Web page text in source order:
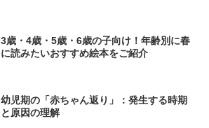
3歳・4歳・5歳・6歳の子向け！年齢別に春
に読みたいおすすめ絵本をご紹介
幼児期の「赤ちゃん返り」：発生する時期
と原因の理解